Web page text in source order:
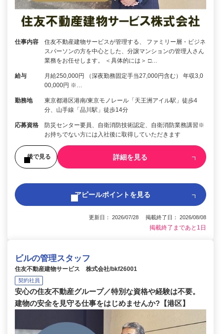
仕事内容
住友不動産建物サービスが管理する、 ファミリー層・ビジネ
スパーソンの方を中心とした、分譲マンションの管理人さん
業務をお任せします。 ＜具体的には＞ □…
給与
月給250,000円 （深夜勤務固定手当27,000円含む） 年収3,0
00,000円 ※…
勤務地
東京都港区港南/東京モノレール「天王洲アイル駅」徒歩4
分、山手線「品川駅」徒歩14分
応募資格
防災センター要員、自衛消防技術認定、自衛消防業務講習※
お持ちでない方には入社後に取得していただきます
後で見る 詳細を見る
アピールポイントを見る
更新日： 2026/07/28 掲載終了日： 2026/08/08
掲載終了まであと1日
ビルの管理スタッフ
住友不動産建物サービス 株式会社/bkf26001
契約社員
安心の住友不動産グループ／特別な資格や経験は不要。
建物の安全を見守る仕事をはじめませんか?【港区】